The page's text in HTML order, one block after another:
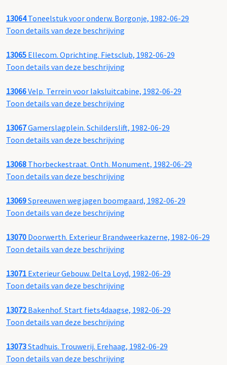
13064Toneelstuk voor onderw. Borgonje, 1982-06-29
Toon details van deze beschrijving
13065 Ellecom. Oprichting. Fietsclub, 1982-06-29
Toon details van deze beschrijving
13066Velp. Terrein voor laksluitcabine, 1982-06-29
Toon details van deze beschrijving
13067Gamerslagplein. Schilderslift, 1982-06-29
Toon details van deze beschrijving
13068 Thorbeckestraat. Onth. Monument, 1982-06-29
Toon details van deze beschrijving
13069Spreeuwen wegjagen boomgaard, 1982-06-29
Toon details van deze beschrijving
13070 Doorwerth. Exterieur Brandweerkazerne, 1982-06-29
Toon details van deze beschrijving
13071 Exterieur Gebouw. Delta Loyd, 1982-06-29
Toon details van deze beschrijving
13072Bakenhof. Start fiets4daagse, 1982-06-29
Toon details van deze beschrijving
13073Stadhuis. Trouwerij. Erehaag, 1982-06-29
Toon details van deze beschrijving